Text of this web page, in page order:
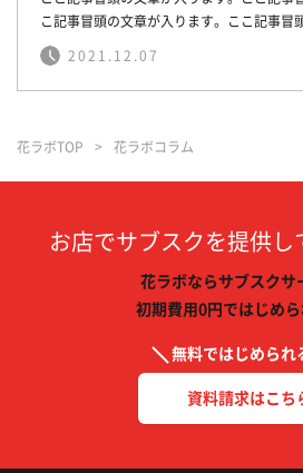
こ記事冒頭の文章が入ります。ここ記事冒
2021.12.07
花ラボTOP 花ラボコラム
お店でサブスクを提供し
花ラボならサブスクサ
初期費用0円ではじめら
無料ではじめられ
資料請求はこち